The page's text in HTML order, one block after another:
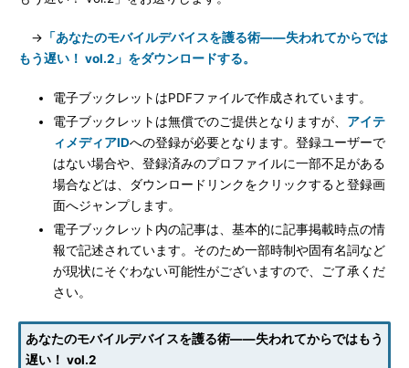
→ 「あなたのモバイルデバイスを護る術――失われてからでは
もう遅い！ vol.2」をダウンロードする。
電子ブックレットはPDFファイルで作成されています。
電子ブックレットは無償でのご提供となりますが、 アイテ
ィメディアIDへの登録が必要となります。登録ユーザーで
はない場合や、登録済みのプロファイルに一部不足がある
場合などは、ダウンロードリンクをクリックすると登録画
面へジャンプします。
電子ブックレット内の記事は、基本的に記事掲載時点の情
報で記述されています。そのため一部時制や固有名詞など
が現状にそぐわない可能性がございますので、ご了承くだ
さい。
あなたのモバイルデバイスを護る術――失われてからではもう
遅い！ vol.2